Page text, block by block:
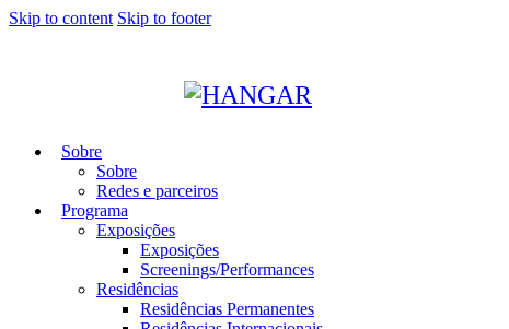
Skip to content Skip to footer
Sobre
Sobre
Redes e parceiros
Programa
Exposições
Exposições
Screenings/Performances
Residências
Residências Permanentes